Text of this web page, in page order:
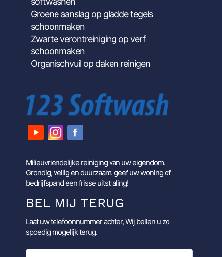
Groene aanslag op gladde tegels
schoonmaken
Zwarte verontreiniging op verf
schoonmaken
Organischvuil op daken reinigen
Milieuvriendelijke reiniging van uw eigendom.
Grondig, veilig en duurzaam. geef uw woning of
bedrijfspand een frisse uitstraling!
BEL MIJ TERUG
Laat uw telefoonnummer achter, Wij bellen u zo
spoedig mogelijk terug.